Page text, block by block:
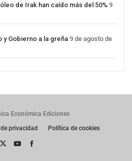
de Irak han caído más del 50% 9
y Gobierno a la greña 9 de agosto de
Económica Ediciones
privacidad Política de cookies